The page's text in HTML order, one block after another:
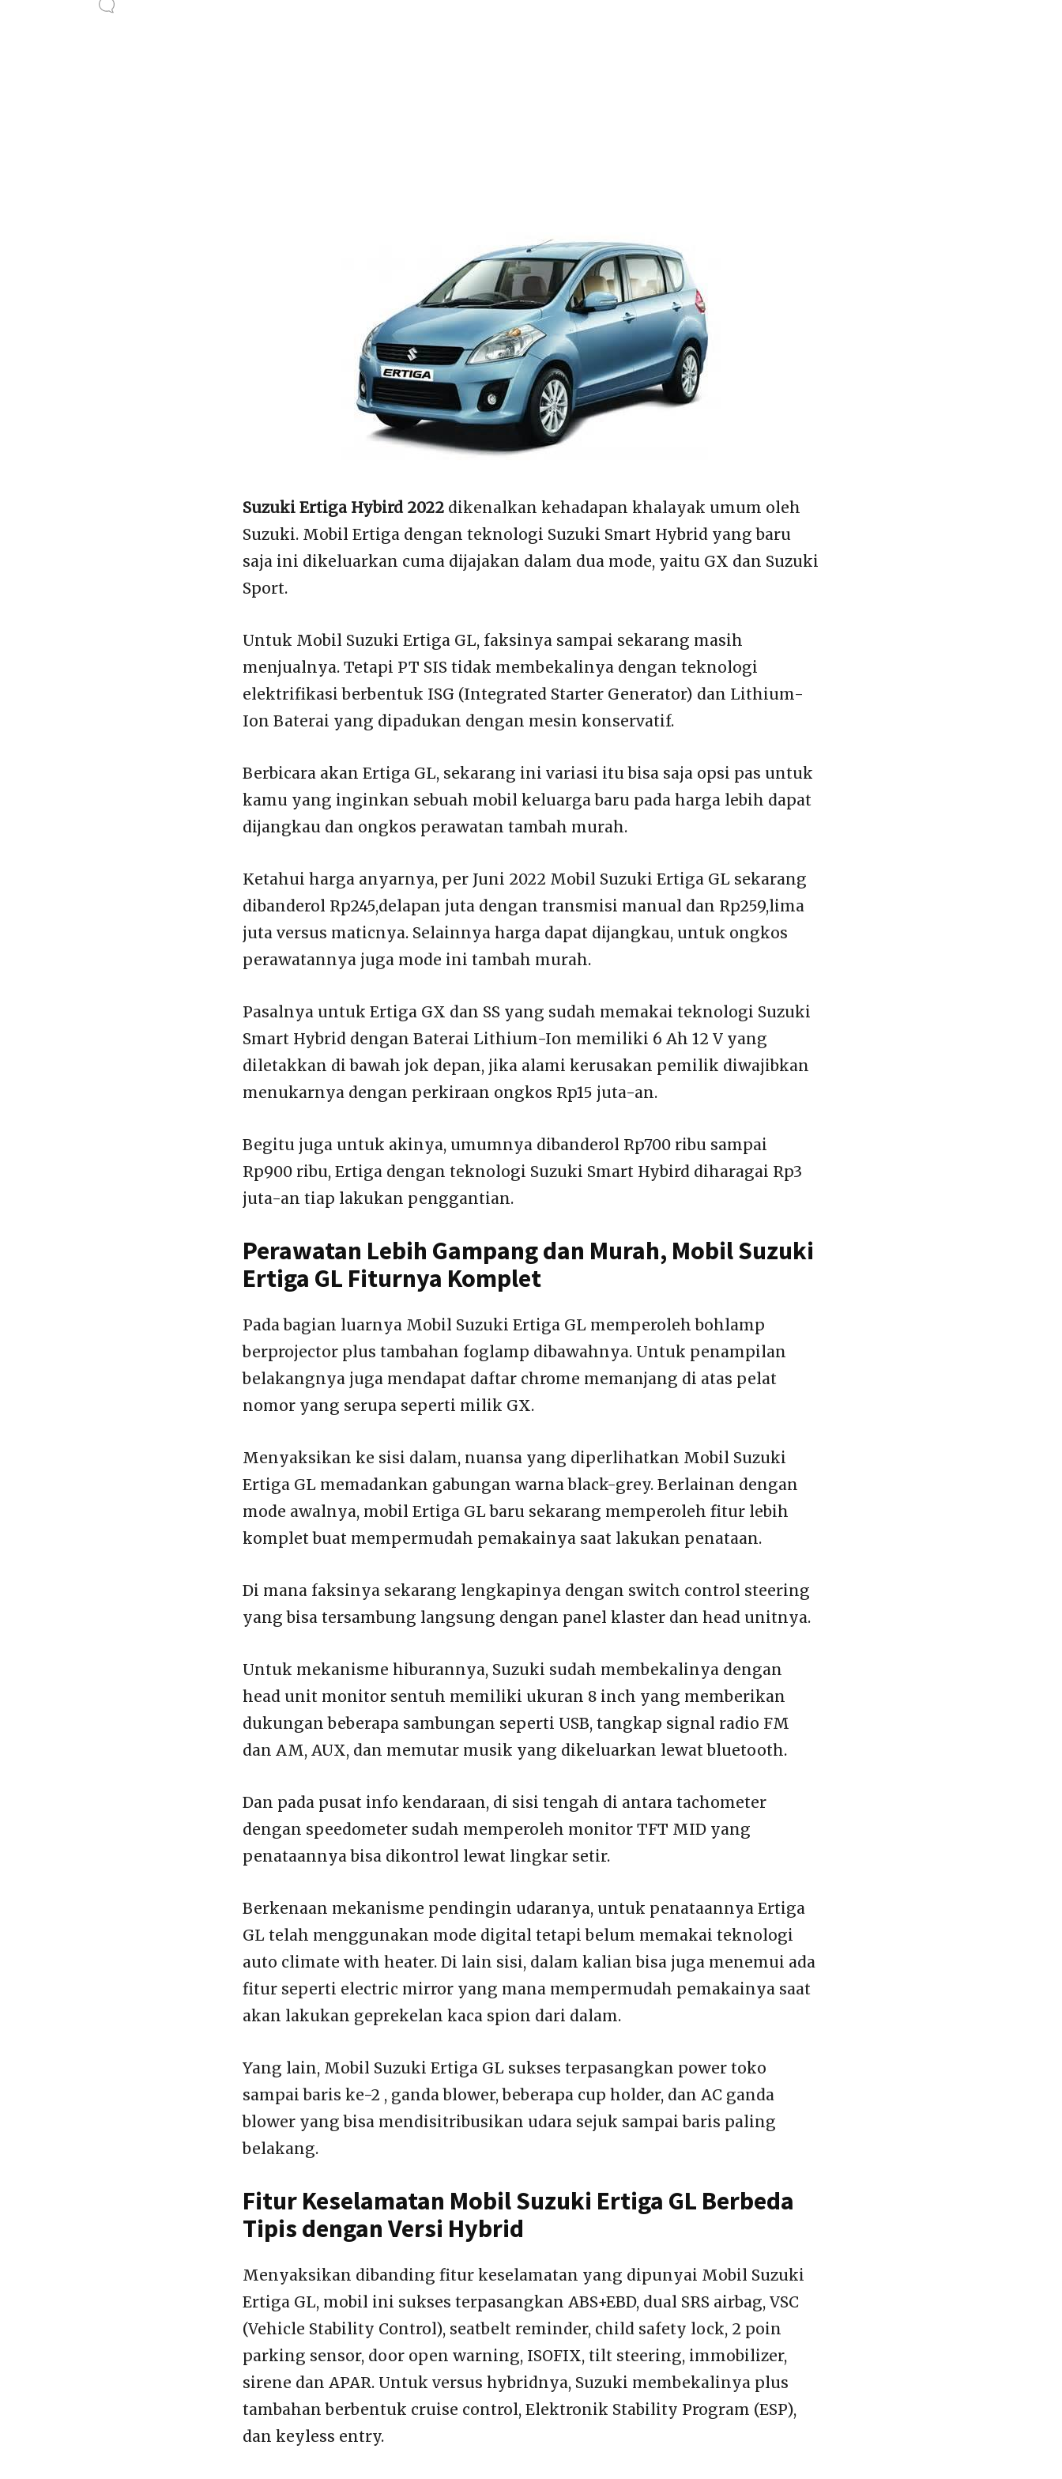
Suzuki Ertiga Hybird 2022 dikenalkan kehadapan khalayak umum oleh
Suzuki. Mobil Ertiga dengan teknologi Suzuki Smart Hybrid yang baru
saja ini dikeluarkan cuma dijajakan dalam dua mode, yaitu GX dan Suzuki
Sport.
Untuk Mobil Suzuki Ertiga GL, faksinya sampai sekarang masih
menjualnya. Tetapi PT SIS tidak membekalinya dengan teknologi
elektrifikasi berbentuk ISG (Integrated Starter Generator) dan Lithium-
Ion Baterai yang dipadukan dengan mesin konservatif.
Berbicara akan Ertiga GL, sekarang ini variasi itu bisa saja opsi pas untuk
kamu yang inginkan sebuah mobil keluarga baru pada harga lebih dapat
dijangkau dan ongkos perawatan tambah murah.
Ketahui harga anyarnya, per Juni 2022 Mobil Suzuki Ertiga GL sekarang
dibanderol Rp245,delapan juta dengan transmisi manual dan Rp259,lima
juta versus maticnya. Selainnya harga dapat dijangkau, untuk ongkos
perawatannya juga mode ini tambah murah.
Pasalnya untuk Ertiga GX dan SS yang sudah memakai teknologi Suzuki
Smart Hybrid dengan Baterai Lithium-Ion memiliki 6 Ah 12 V yang
diletakkan di bawah jok depan, jika alami kerusakan pemilik diwajibkan
menukarnya dengan perkiraan ongkos Rp15 juta-an.
Begitu juga untuk akinya, umumnya dibanderol Rp700 ribu sampai
Rp900 ribu, Ertiga dengan teknologi Suzuki Smart Hybird diharagai Rp3
juta-an tiap lakukan penggantian.
Perawatan Lebih Gampang dan Murah, Mobil Suzuki
Ertiga GL Fiturnya Komplet
Pada bagian luarnya Mobil Suzuki Ertiga GL memperoleh bohlamp
berprojector plus tambahan foglamp dibawahnya. Untuk penampilan
belakangnya juga mendapat daftar chrome memanjang di atas pelat
nomor yang serupa seperti milik GX.
Menyaksikan ke sisi dalam, nuansa yang diperlihatkan Mobil Suzuki
Ertiga GL memadankan gabungan warna black-grey. Berlainan dengan
mode awalnya, mobil Ertiga GL baru sekarang memperoleh fitur lebih
komplet buat mempermudah pemakainya saat lakukan penataan.
Di mana faksinya sekarang lengkapinya dengan switch control steering
yang bisa tersambung langsung dengan panel klaster dan head unitnya.
Untuk mekanisme hiburannya, Suzuki sudah membekalinya dengan
head unit monitor sentuh memiliki ukuran 8 inch yang memberikan
dukungan beberapa sambungan seperti USB, tangkap signal radio FM
dan AM, AUX, dan memutar musik yang dikeluarkan lewat bluetooth.
Dan pada pusat info kendaraan, di sisi tengah di antara tachometer
dengan speedometer sudah memperoleh monitor TFT MID yang
penataannya bisa dikontrol lewat lingkar setir.
Berkenaan mekanisme pendingin udaranya, untuk penataannya Ertiga
GL telah menggunakan mode digital tetapi belum memakai teknologi
auto climate with heater. Di lain sisi, dalam kalian bisa juga menemui ada
fitur seperti electric mirror yang mana mempermudah pemakainya saat
akan lakukan geprekelan kaca spion dari dalam.
Yang lain, Mobil Suzuki Ertiga GL sukses terpasangkan power toko
sampai baris ke-2 , ganda blower, beberapa cup holder, dan AC ganda
blower yang bisa mendisitribusikan udara sejuk sampai baris paling
belakang.
Fitur Keselamatan Mobil Suzuki Ertiga GL Berbeda
Tipis dengan Versi Hybrid
Menyaksikan dibanding fitur keselamatan yang dipunyai Mobil Suzuki
Ertiga GL, mobil ini sukses terpasangkan ABS+EBD, dual SRS airbag, VSC
(Vehicle Stability Control), seatbelt reminder, child safety lock, 2 poin
parking sensor, door open warning, ISOFIX, tilt steering, immobilizer,
sirene dan APAR. Untuk versus hybridnya, Suzuki membekalinya plus
tambahan berbentuk cruise control, Elektronik Stability Program (ESP),
dan keyless entry.